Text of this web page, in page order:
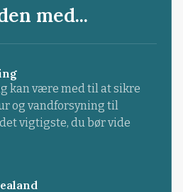
med...
kan være med til at sikre
og vandforsyning til
vigtigste, du bør vide